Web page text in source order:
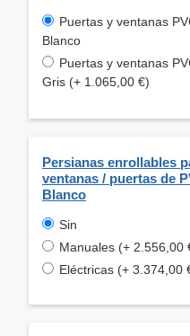
Puertas y ventanas
Blanco
Puertas y ventanas
Gris (+ 1.065,00 €)
Persianas enrollables
ventanas / puertas de
Blanco
Sin
Manuales (+ 2.556,00
Eléctricas (+ 3.374,00